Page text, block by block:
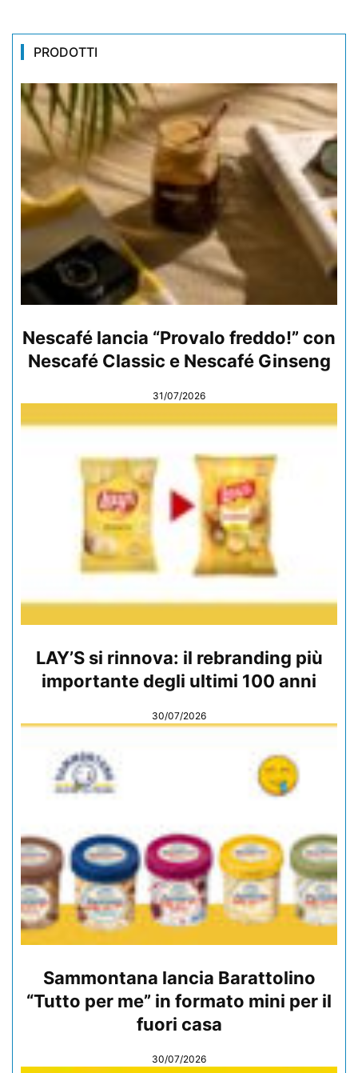
PRODOTTI
Nescafé lancia “Provalo freddo!” con
Nescafé Classic e Nescafé Ginseng
31/07/2026
LAY’S si rinnova: il rebranding più
importante degli ultimi 100 anni
30/07/2026
Sammontana lancia Barattolino
“Tutto per me” in formato mini per il
fuori casa
30/07/2026